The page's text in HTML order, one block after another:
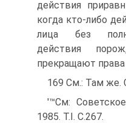
действия
когда кто-либо
лица без
действия
прекращают права
169 См.: Там же.
'™См:
1985. T.I. С.267.